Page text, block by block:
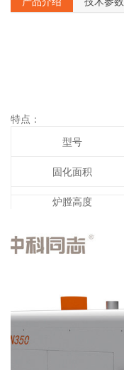
特点：
型号
固化面积
炉膛高度